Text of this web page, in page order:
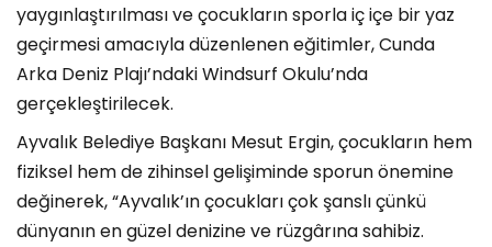
yaygınlaştırılması ve çocukların sporla iç içe bir yaz
geçirmesi amacıyla düzenlenen eğitimler, Cunda
Arka Deniz Plajı’ndaki Windsurf Okulu’nda
gerçekleştirilecek.
Ayvalık Belediye Başkanı Mesut Ergin, çocukların hem
fiziksel hem de zihinsel gelişiminde sporun önemine
değinerek, “Ayvalık’ın çocukları çok şanslı çünkü
dünyanın en güzel denizine ve rüzgârına sahibiz.